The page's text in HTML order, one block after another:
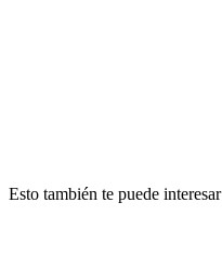
Esto también te puede interesar